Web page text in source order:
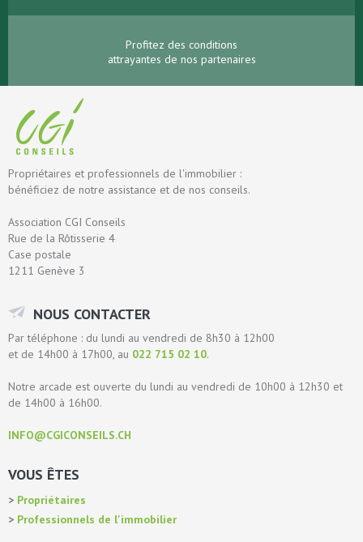
Profitez des conditions
attrayantes de nos partenaires
Propriétaires et professionnels de l'immobilier :
bénéficiez de notre assistance et de nos conseils.
Association CGI Conseils
Rue de la Rôtisserie 4
Case postale
1211 Genève 3
NOUS CONTACTER
Par téléphone : du lundi au vendredi de 8h30 à 12h00
et de 14h00 à 17h00, au 022 715 02 10.
Notre arcade est ouverte du lundi au vendredi de 10h00 à 12h30 et
de 14h00 à 16h00.
INFO@CGICONSEILS.CH
VOUS ÊTES
Propriétaires
Professionnels de l'immobilier